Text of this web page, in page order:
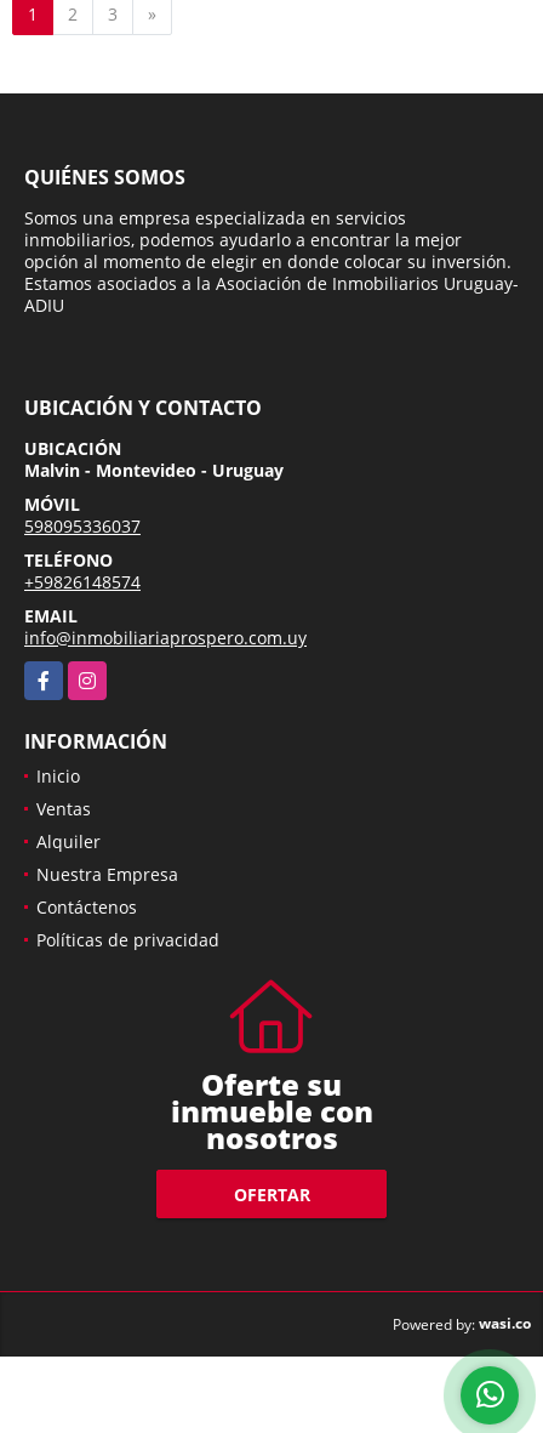
1 2 3 »
QUIÉNES SOMOS
Somos una empresa especializada en servicios
inmobiliarios, podemos ayudarlo a encontrar la mejor
opción al momento de elegir en donde colocar su inversión.
Estamos asociados a la Asociación de Inmobiliarios Uruguay-
ADIU
UBICACIÓN Y CONTACTO
UBICACIÓN
Malvin - Montevideo - Uruguay
MÓVIL
598095336037
TELÉFONO
+59826148574
EMAIL
info@inmobiliariaprospero.com.uy
FacebookInstagram
INFORMACIÓN
Inicio
Ventas
Alquiler
Nuestra Empresa
Contáctenos
Políticas de privacidad
Oferte su
inmueble con
nosotros
OFERTAR
Powered by:wasi.co